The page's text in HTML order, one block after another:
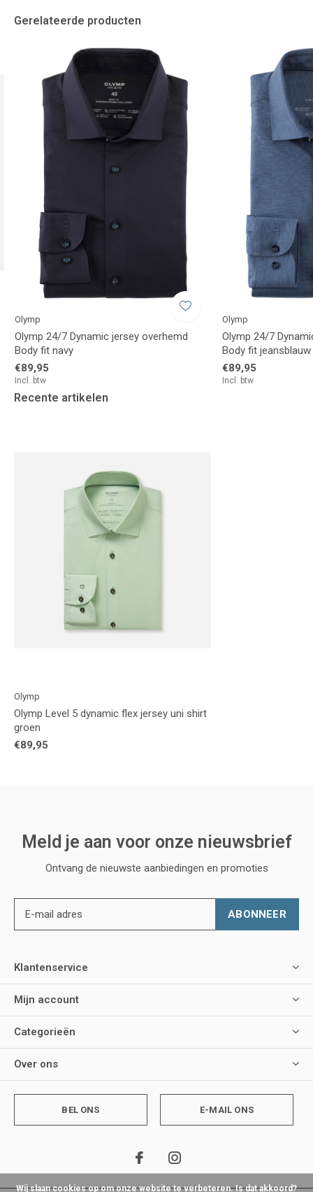
Gerelateerde producten
Olymp
Olymp 24/7 Dynamic jersey overhemd
Body fit navy
€89,95
Incl. btw
Olymp
Olymp 24/7
Body fit jeansblauw
€89,95
Incl. btw
Recente artikelen
Olymp
Olymp Level 5 dynamic flex jersey uni shirt
groen
€89,95
Meld je aan voor onze nieuwsbrief
Ontvang de nieuwste aanbiedingen en promoties
ABONNEER
Klantenservice
Mijn account
Categorieën
Over ons
BEL ONS E-MAIL ONS
Wij slaan cookies op om onze website te verbeteren. Is dat akkoord?